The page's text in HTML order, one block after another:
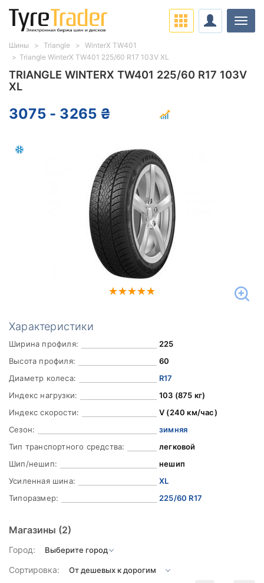
TRIANGLE WINTERX TW401 225/60 R17 103V
XL
3075 - 3265 ₴
Характеристики
Ширина профиля:
225
Высота профиля:
60
Диаметр колеса:
R17
Индекс нагрузки:
103 (875 кг)
Индекс скорости:
V (240 км/час)
Сезон:
зимняя
Тип транспортного средства:
легковой
Шип/нешип:
нешип
Усиленная шина:
XL
Типоразмер:
225/60 R17
Магазины (2)
Город:
Сортировка:
Шины Triangle
WinterX TW401
Triangle WinterX TW401 225/60 R17 103V XL